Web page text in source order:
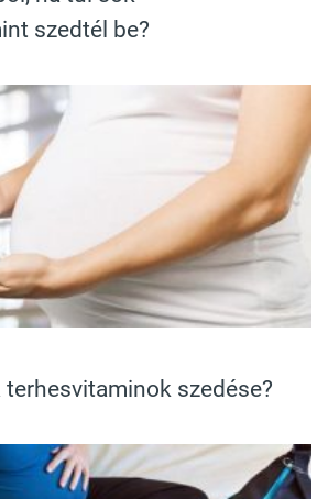
szedtél be?
terhesvitaminok szedése?